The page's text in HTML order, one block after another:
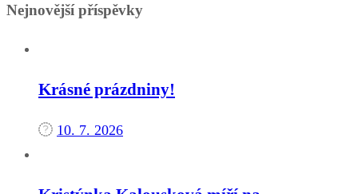
Nejnovější příspěvky
Krásné prázdniny!
10. 7. 2026